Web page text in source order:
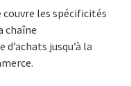
les spécificités
chaîne
jusqu’à la